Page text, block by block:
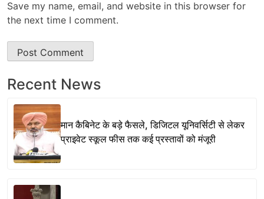
Save my name, email, and website in this browser for
the next time I comment.
Recent News
मान कैबिनेट के बड़े फैसले, डिजिटल यूनिवर्सिटी से लेकर
प्राइवेट स्कूल फीस तक कई प्रस्तावों को मंजूरी